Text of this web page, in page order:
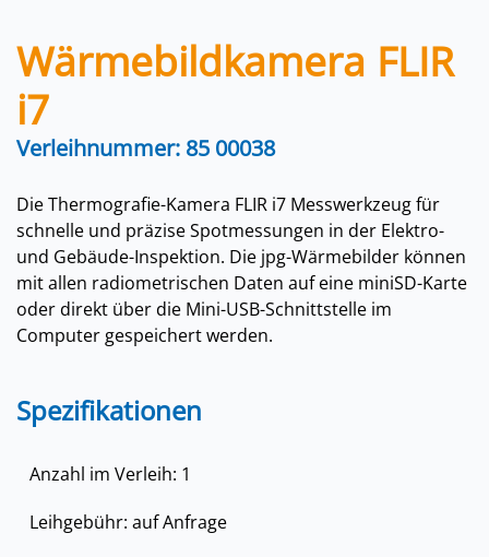
Wärmebildkamera FLIR
i7
Verleihnummer: 85 00038
Die Thermografie-Kamera FLIR i7 Messwerkzeug für
schnelle und präzise Spotmessungen in der Elektro-
und Gebäude-Inspektion. Die jpg-Wärmebilder können
mit allen radiometrischen Daten auf eine miniSD-Karte
oder direkt über die Mini-USB-Schnittstelle im
Computer gespeichert werden.
Spezifikationen
Anzahl im Verleih: 1
Leihgebühr: auf Anfrage